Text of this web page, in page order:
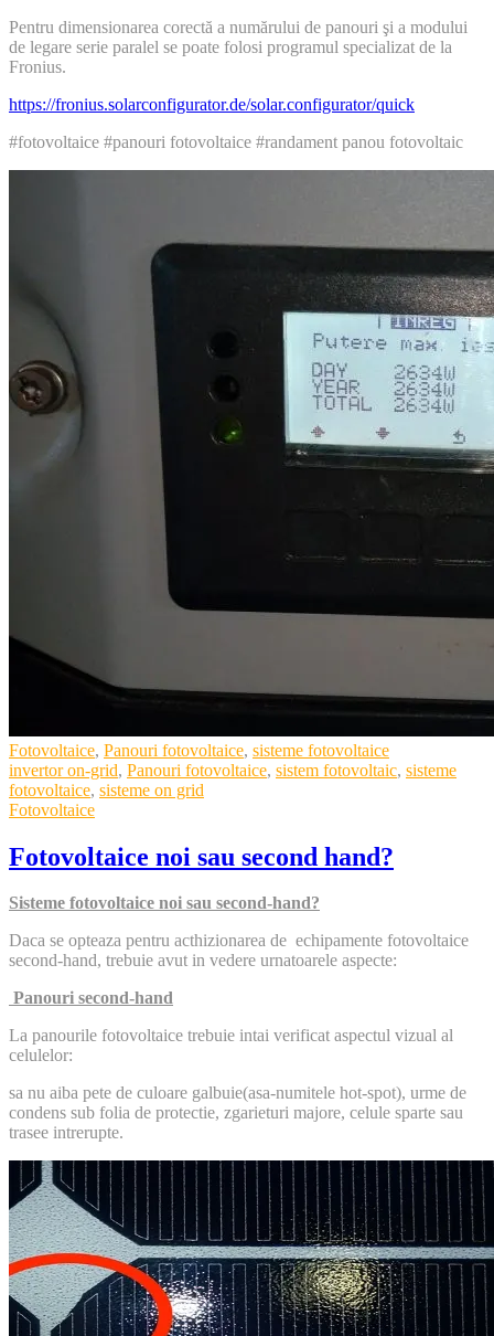
Pentru dimensionarea corectă a numărului de panouri şi a modului
de legare serie paralel se poate folosi programul specializat de la
Fronius.
https://fronius.solarconfigurator.de/solar.configurator/quick
#fotovoltaice #panouri fotovoltaice #randament panou fotovoltaic
Categories
Fotovoltaice, Panouri fotovoltaice, sisteme fotovoltaice
Tags
invertor on-grid, Panouri fotovoltaice, sistem fotovoltaic, sisteme
fotovoltaice, sisteme on grid
Fotovoltaice
Fotovoltaice noi sau second hand?
Sisteme fotovoltaice noi sau second-hand?
Daca se opteaza pentru acthizionarea de echipamente fotovoltaice
second-hand, trebuie avut in vedere urnatoarele aspecte:
Panouri second-hand
La panourile fotovoltaice trebuie intai verificat aspectul vizual al
celulelor:
sa nu aiba pete de culoare galbuie(asa-numitele hot-spot), urme de
condens sub folia de protectie, zgarieturi majore, celule sparte sau
trasee intrerupte.